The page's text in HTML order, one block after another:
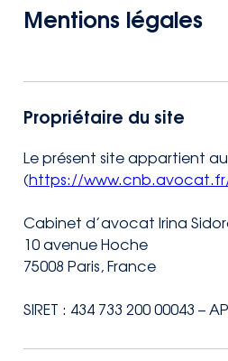
28 59
Mentions légales
Propriétaire du site
Le présent site appartient
(https://
Cabinet d’avocat Irina
10 avenue Hoche
75008 Paris, France
SIRET : 434 733 200 00043 –